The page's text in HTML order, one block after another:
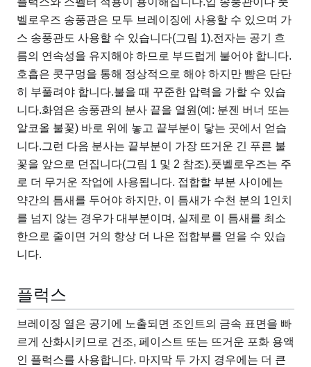
벨로우즈 송풍관은 모두 브레이징에 사용할 수 있으며 가
스 송풍관도 사용할 수 있습니다(그림 1).전자는 공기 흐
름의 연속성을 유지해야 하므로 부드럽게 불어야 합니다.
호흡은 콧구멍을 통해 정상적으로 해야 하지만 뺨은 단단
히 부풀려야 합니다.불을 때 꾸준한 압력을 가할 수 있습
니다.화염은 송풍관의 분사 끝을 열원(예: 분젠 버너 또는
알코올 불꽃) 바로 위에 놓고 끝부분이 닿는 곳에서 얻습
니다.그런 다음 분사는 끝부분이 가장 뜨거운 긴 푸른 불
꽃을 앞으로 던집니다(그림 1 및 2 참조).풋벨로우즈는 주
로 더 무거운 작업에 사용됩니다. 접합할 부분 사이에는
약간의 틈새를 두어야 하지만, 이 틈새가 수천 분의 1인치
를 넘지 않는 경우가 대부분이며, 실제로 이 틈새를 최소
한으로 줄이면 거의 항상 더 나은 접합부를 얻을 수 있습
니다.
플럭스
브레이징 열은 공기에 노출되면 조인트의 금속 표면을 빠
르게 산화시키므로 건조, 페이스트 또는 뜨거운 포화 용액
인 플럭스를 사용합니다. 마지막 두 가지 경우에는 더 큰